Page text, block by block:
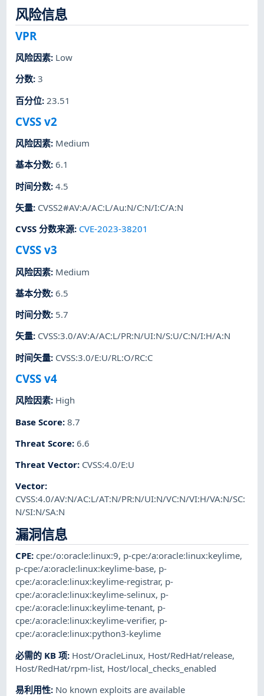
风险信息
VPR
风险因素: Low
分数:3
百分位: 23.51
CVSS v2
风险因素: Medium
基本分数:6.1
时间分数:4.5
矢量: CVSS2#AV:A/AC:L/Au:N/C:N/I:C/A:N
CVSS 分数来源: CVE-2023-38201
CVSS v3
风险因素: Medium
基本分数:6.5
时间分数: 5.7
矢量: CVSS:3.0/AV:A/AC:L/PR:N/UI:N/S:U/C:N/I:H/A:N
时间矢量: CVSS:3.0/E:U/RL:O/RC:C
CVSS v4
风险因素: High
Base Score:8.7
Threat Score:6.6
Threat Vector: CVSS:4.0/E:U
Vector:
CVSS:4.0/AV:N/AC:L/AT:N/PR:N/UI:N/VC:N/VI:H/VA:N/SC:
N/SI:N/SA:N
漏洞信息
CPE:cpe:/o:oracle:linux:9, p-cpe:/a:oracle:linux:keylime,
p-cpe:/a:oracle:linux:keylime-base, p-
cpe:/a:oracle:linux:keylime-registrar, p-
cpe:/a:oracle:linux:keylime-selinux, p-
cpe:/a:oracle:linux:keylime-tenant, p-
cpe:/a:oracle:linux:keylime-verifier, p-
cpe:/a:oracle:linux:python3-keylime
必需的 KB 项: Host/OracleLinux, Host/RedHat/release,
Host/RedHat/rpm-list, Host/local_checks_enabled
易利用性: No known exploits are available